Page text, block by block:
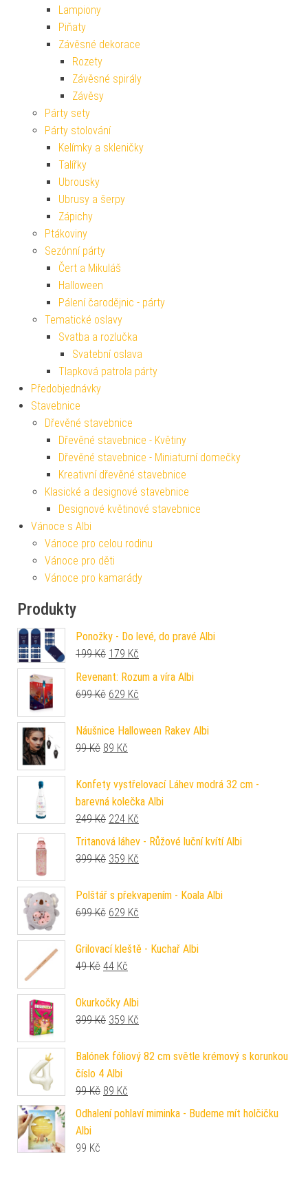
Lampiony
Piňaty
Závěsné dekorace
Rozety
Závěsné spirály
Závěsy
Párty sety
Párty stolování
Kelímky a skleničky
Talířky
Ubrousky
Ubrusy a šerpy
Zápichy
Ptákoviny
Sezónní párty
Čert a Mikuláš
Halloween
Pálení čarodějnic - párty
Tematické oslavy
Svatba a rozlučka
Svatební oslava
Tlapková patrola párty
Předobjednávky
Stavebnice
Dřevěné stavebnice
Dřevěné stavebnice - Květiny
Dřevěné stavebnice - Miniaturní domečky
Kreativní dřevěné stavebnice
Klasické a designové stavebnice
Designové květinové stavebnice
Vánoce s Albi
Vánoce pro celou rodinu
Vánoce pro děti
Vánoce pro kamarády
Produkty
Ponožky - Do levé, do pravé Albi
199Kč Původní cena byla: 199 Kč.
179 Kč
Revenant: Rozum a víra Albi
699Kč Původní cena byla: 699 Kč.
629 Kč
Náušnice Halloween Rakev Albi
99Kč Původní cena byla: 99 Kč.
89 Kč
Konfety vystřelovací Láhev modrá 32 cm -
barevná kolečka Albi
249Kč Původní cena byla: 249 Kč.
224 Kč
Tritanová láhev - Růžové luční kvítí Albi
399Kč Původní cena byla: 399 Kč.
359 Kč
Polštář s překvapením - Koala Albi
699Kč Původní cena byla: 699 Kč.
629 Kč
Grilovací kleště - Kuchař Albi
49Kč Původní cena byla: 49 Kč.
44 Kč
Okurkočky Albi
399Kč Původní cena byla: 399 Kč.
359 Kč
Balónek fóliový 82 cm světle krémový s korunkou
číslo 4 Albi
99Kč Původní cena byla: 99 Kč.
89 Kč
Odhalení pohlaví miminka - Budeme mít holčičku
Albi
99 Kč